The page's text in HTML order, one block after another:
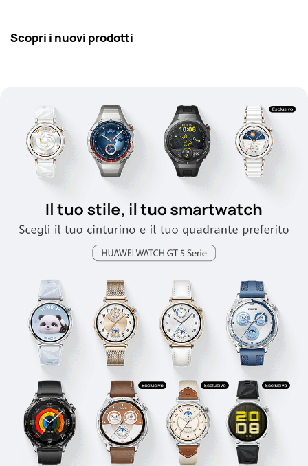
Scopri i nuovi prodotti